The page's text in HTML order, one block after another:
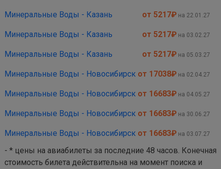
Минеральные Воды - Казань от 5217₽ на 22.01.27
Минеральные Воды - Казань от 5217₽ на 03.02.27
Минеральные Воды - Казань от 5217₽ на 05.03.27
Минеральные Воды - Новосибирск от 17038₽ на 02.04.27
Минеральные Воды - Новосибирск от 16683₽ на 04.05.27
Минеральные Воды - Новосибирск от 16683₽ на 30.06.27
Минеральные Воды - Новосибирск от 16683₽ на 03.07.27
- * цены на авиабилеты за последние 48 часов. Конечная
стоимость билета действительна на момент поиска и